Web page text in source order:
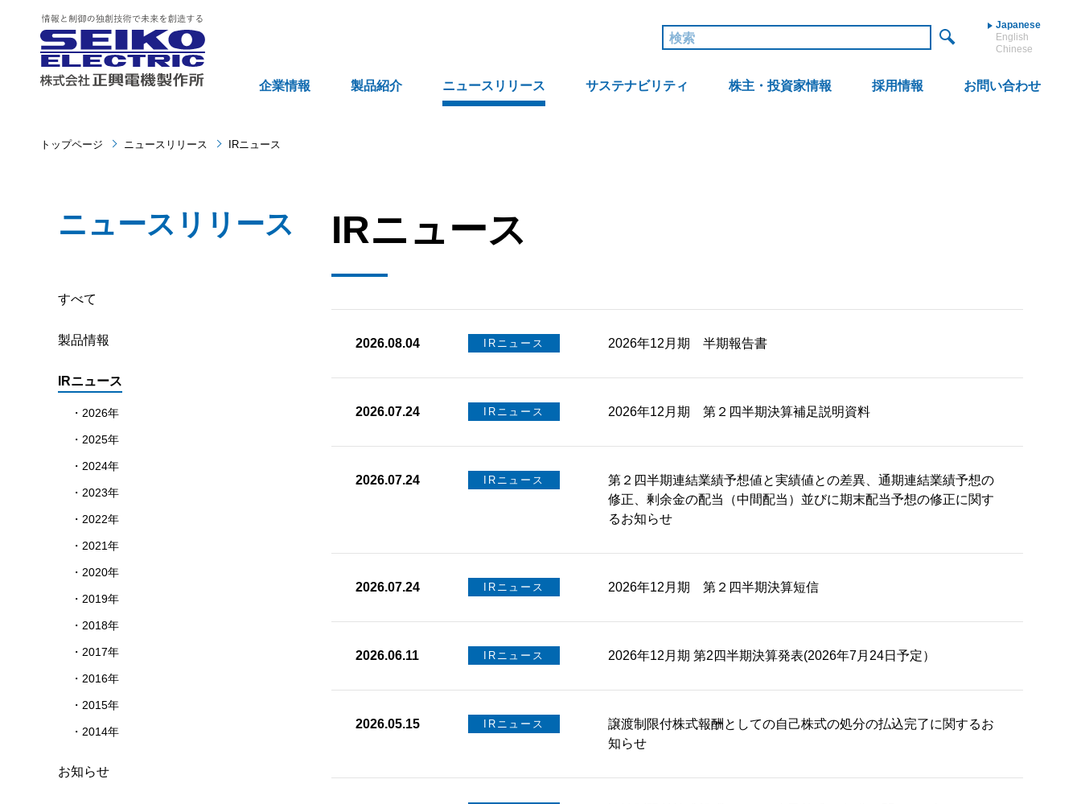
Japanese
English
Chinese
企業情報 製品紹介 ニュースリリース サステナビリティ 株主・投資家情報 採用情報 お問い合わせ
トップページ ニュースリリース IRニュース
IRニュース
2026.08.04 IRニュース 2026年12月期 半期報告書
2026.07.24 IRニュース 2026年12月期 第２四半期決算補足説明資料
2026.07.24 IRニュース
第２四半期連結業績予想値と実績値との差異、通期連結業績予想の
修正、剰余金の配当（中間配当）並びに期末配当予想の修正に関す
るお知らせ
2026.07.24 IRニュース 2026年12月期 第２四半期決算短信
2026.06.11 IRニュース 2026年12月期 第2四半期決算発表(2026年7月24日予定）
2026.05.15 IRニュース
譲渡制限付株式報酬としての自己株式の処分の払込完了に関するお
知らせ
ニュースリリース
すべて
製品情報
IRニュース
2026年
2025年
2024年
2023年
2022年
2021年
2020年
2019年
2018年
2017年
2016年
2015年
2014年
お知らせ